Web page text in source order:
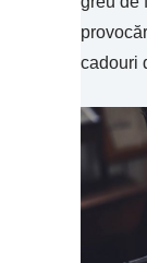
cadouri